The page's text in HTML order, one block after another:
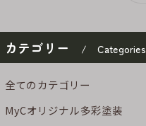
カテゴリー Categories
全てのカテゴリー
MyCオリジナル多彩塗装